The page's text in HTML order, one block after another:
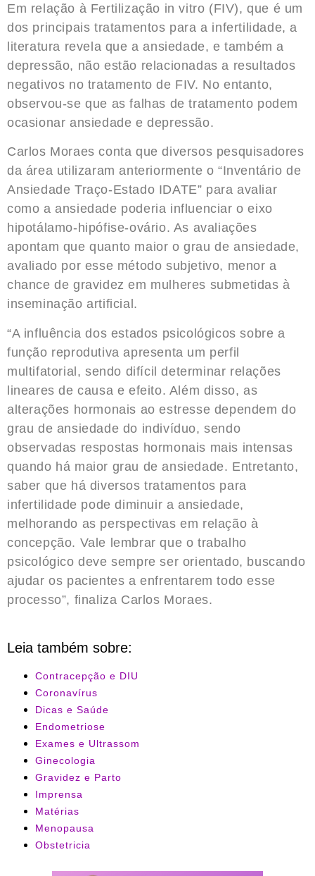
Em relação à Fertilização in vitro (FIV), que é um
dos principais tratamentos para a infertilidade, a
literatura revela que a ansiedade, e também a
depressão, não estão relacionadas a resultados
negativos no tratamento de FIV. No entanto,
observou-se que as falhas de tratamento podem
ocasionar ansiedade e depressão.
Carlos Moraes conta que diversos pesquisadores
da área utilizaram anteriormente o “Inventário de
Ansiedade Traço-Estado IDATE” para avaliar
como a ansiedade poderia influenciar o eixo
hipotálamo-hipófise-ovário. As avaliações
apontam que quanto maior o grau de ansiedade,
avaliado por esse método subjetivo, menor a
chance de gravidez em mulheres submetidas à
inseminação artificial.
“A influência dos estados psicológicos sobre a
função reprodutiva apresenta um perfil
multifatorial, sendo difícil determinar relações
lineares de causa e efeito. Além disso, as
alterações hormonais ao estresse dependem do
grau de ansiedade do indivíduo, sendo
observadas respostas hormonais mais intensas
quando há maior grau de ansiedade. Entretanto,
saber que há diversos tratamentos para
infertilidade pode diminuir a ansiedade,
melhorando as perspectivas em relação à
concepção. Vale lembrar que o trabalho
psicológico deve sempre ser orientado, buscando
ajudar os pacientes a enfrentarem todo esse
processo”, finaliza Carlos Moraes.
Leia também sobre:
Contracepção e DIU
Coronavírus
Dicas e Saúde
Endometriose
Exames e Ultrassom
Ginecologia
Gravidez e Parto
Imprensa
Matérias
Menopausa
Obstetricia